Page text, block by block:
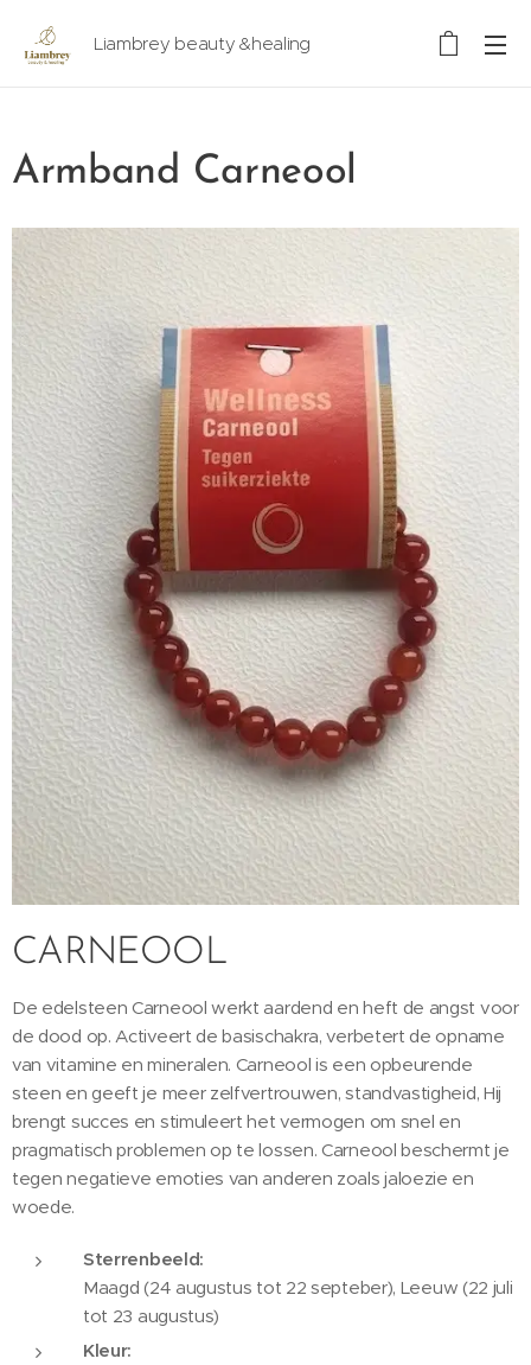
Liambrey beauty &healing
Armband Carneool
CARNEOOL
De edelsteen Carneool werkt aardend en heft de angst voor
de dood op. Activeert de basischakra, verbetert de opname
van vitamine en mineralen. Carneool is een opbeurende
steen en geeft je meer zelfvertrouwen, standvastigheid, Hij
brengt succes en stimuleert het vermogen om snel en
pragmatisch problemen op te lossen. Carneool beschermt je
tegen negatieve emoties van anderen zoals jaloezie en
woede.
Sterrenbeeld:
Maagd (24 augustus tot 22 septeber), Leeuw (22 juli
tot 23 augustus)
Kleur: